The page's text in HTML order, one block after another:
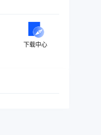
下载中心